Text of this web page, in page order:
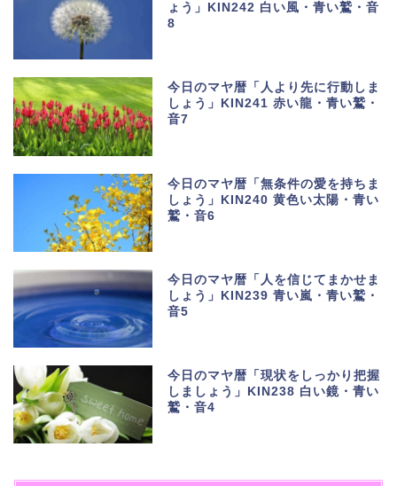
ょう」KIN242 白い風・青い鷲・音
8
今日のマヤ暦「人より先に行動しま
しょう」KIN241 赤い龍・青い鷲・
音7
今日のマヤ暦「無条件の愛を持ちま
しょう」KIN240 黄色い太陽・青い
鷲・音6
今日のマヤ暦「人を信じてまかせま
しょう」KIN239 青い嵐・青い鷲・
音5
今日のマヤ暦「現状をしっかり把握
しましょう」KIN238 白い鏡・青い
鷲・音4